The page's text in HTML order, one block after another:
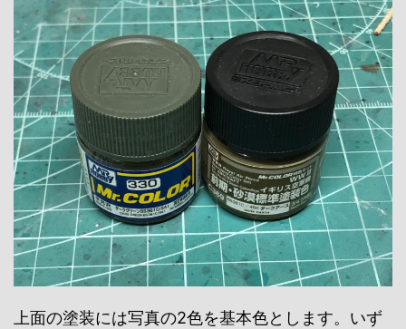
上面の塗装には写真の2色を基本色とします。いず